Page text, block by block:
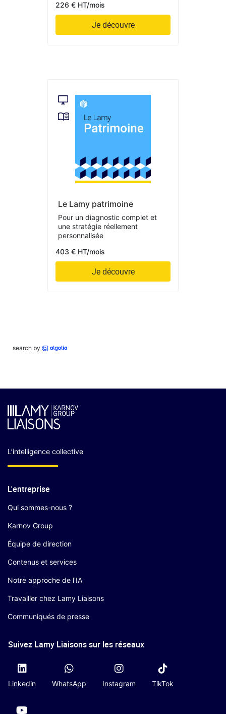
226 € HT/mois
Je découvre
Le Lamy patrimoine
Pour un diagnostic complet et
une stratégie réellement
personnalisée
403 € HT/mois
Je découvre
search by
L’intelligence collective
L'entreprise
Qui sommes-nous ?
Karnov Group
Équipe de direction
Contenus et services
Notre approche de l'IA
Travailler chez Lamy Liaisons
Communiqués de presse
Suivez Lamy Liaisons sur les réseaux
Linkedin WhatsApp Instagram TikTok